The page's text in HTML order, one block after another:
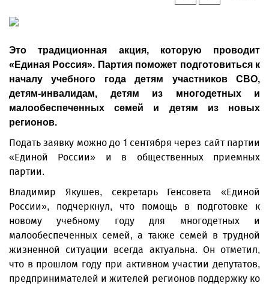
Это традиционная акция, которую проводит
«Единая Россия». Партия поможет подготовиться к
началу учебного года детям участников СВО,
детям-инвалидам, детям из многодетных и
малообеспеченных семей и детям из новых
регионов.
Подать заявку можно до 1 сентября через сайт партии
«Единой России» и в общественных приемных
партии.
Владимир Якушев, секретарь Генсовета «Единой
России», подчеркнул, что помощь в подготовке к
новому учебному году для многодетных и
малообеспеченных семей, а также семей в трудной
жизненной ситуации всегда актуальна. Он отметил,
что в прошлом году при активном участии депутатов,
предпринимателей и жителей регионов поддержку ко